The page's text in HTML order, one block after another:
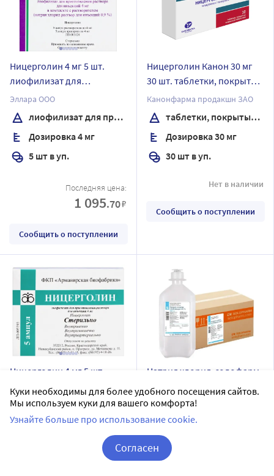
Ницерголин 4 мг 5 шт.
лиофилизат для
приготовления раствора
Эллара ООО
лиофилизат для приготовления раствора
Дозировка 4 мг
5 шт в уп.
Последняя цена:
1 095.70₽
Сообщить о поступлении
Ницерголин Канон 30 мг
30 шт. таблетки, покрытые
пленочной оболочкой
Канонфарма продакшн ЗАО
таблетки, покрытые пленочной оболочкой
Дозировка 30 мг
30 шт в уп.
Нет в наличии
Сообщить о поступлении
Ницерголин 4 мг 5 шт.
ампулы лиофилизат для
приготовления раствора
для инъекций
АРМАВИРСКАЯ БИОФАБРИКА
ФКП
лиофилизат для приготовления раствора
Натрия хлорид-солофарм
0,9% раствор для инфузий
400 мл флакон 20 шт.
Гротекс ООО
раствор для инфузий
Дозировка 0,9%
20 шт в уп.
Куки необходимы для более удобного посещения сайтов.
Мы используем куки для вашего комфорта!
Узнайте больше про использование cookie.
Согласен